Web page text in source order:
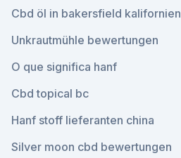
Cbd öl in bakersfield kalifornien
Unkrautmühle bewertungen
O que significa hanf
Cbd topical bc
Hanf stoff lieferanten china
Silver moon cbd bewertungen